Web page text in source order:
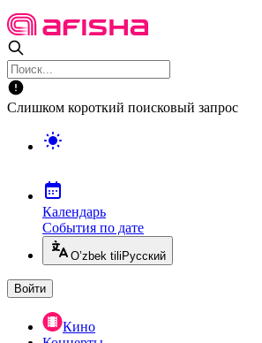
Слишком короткий поисковый запрос
Календарь
События по дате
O’zbek tili Русский
Войти
Кино